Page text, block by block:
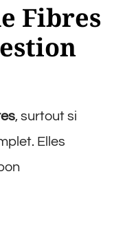
Fibres
, surtout si
Elles